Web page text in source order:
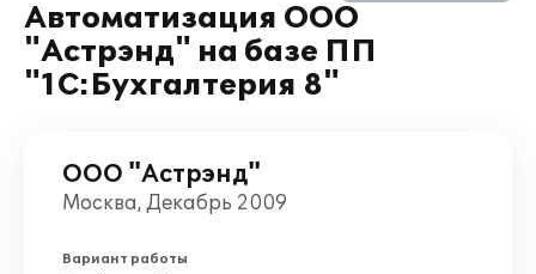
Автоматизация ООО
"Астрэнд" на базе ПП
"1С:Бухгалтерия 8"
ООО "Астрэнд"
Москва, Декабрь 2009
Вариант работы